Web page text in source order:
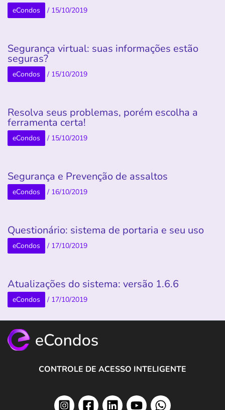
eCondos / 15/10/2019
Segurança virtual: suas informações estão
seguras?
eCondos / 15/10/2019
Resolva seus problemas, porém escolha a
ferramenta certa!
eCondos / 15/10/2019
Segurança e Prevenção de assaltos
eCondos / 16/10/2019
Questionário: sistema de portaria e seu uso
eCondos / 17/10/2019
Atualizações do sistema: versão 1.6.6
eCondos / 17/10/2019
CONTROLE DE ACESSO INTELIGENTE